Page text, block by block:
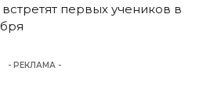
первых учеников в
- РЕКЛАМА -